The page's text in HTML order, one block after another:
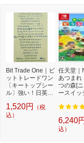
Bit Trade One｜ビ
ットトレードワン
〔キートップシー
ル〕強い！日英対
プシールセット ブ
ルー DYKTSBL
1,520円
（税
込）
任天堂
あつま
つの森[
ースイッ
6,240円
込）